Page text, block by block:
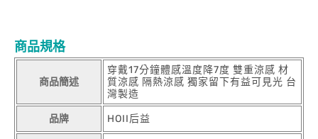
商品規格
商品簡述
穿戴17分鐘體感溫度降7度 雙重涼感 材
質涼感 隔熱涼感 獨家留下有益可見光 台
灣製造
品牌 HOII后益